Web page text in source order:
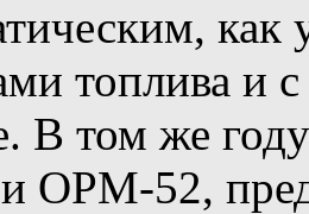
топлива и
В том же
ОРМ-52,